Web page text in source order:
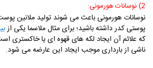
2) نوسانات هورمونی:
نوسانات هورمونی باعث می شوند تولید ملانین
پوستی کدر داشته باشید؛ برای مثال ملاسما یکی از
که علائم آن ایجاد لکه های قهوه ای یا خاکستری
ناشی از بارداری موجب ایجاد این عارضه می شود.